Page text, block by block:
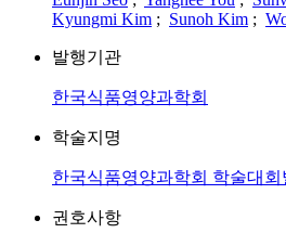
Kyungmi Kim ; Sunoh Kim ;
발행기관
한국식품영양과학회
학술지명
한국식품영양과학회 학술대회
권호사항